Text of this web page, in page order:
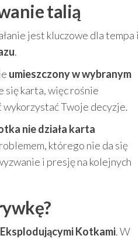
talią
jest kluczowe dla tempa i
.
umieszczony w wybranym
się karta, więc rośnie
Twoje decyzje.
nie działa karta
którego nie da się
i presję na kolejnych
Eksplodującymi Kotkami. W